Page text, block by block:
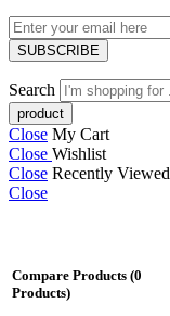
Search
Close My Cart
Close Wishlist
Close Recently Viewed
Close
Compare Products (0
Products)